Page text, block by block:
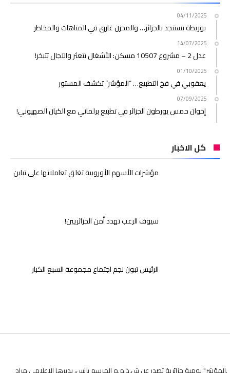
04/11/2025
بوريطة يستنجد بالجزائر… والمخزن غارق في المتاهات والمخاطر
14/07/2025
عدل 2 – مشروع 10507 مسكن: الأشغال تتعثر والآجال تتبخر!
01/10/2025
يعقوبي في فخ التطبيع… “المؤشر” تكشف المستور
07/09/2025
إخوان حمس يورطون الجزائر في تطبيع برلماني مع الكيان الصهيوني!
كل الاخبار
مؤشرات الأسهم الأوروبية تغلق تعاملاتها على تباين
سيوف الرعب تهدد أمن الجزائريين!
الرئيس تبون نجم اجتماع مجموعة السبع الكبار
.المؤشر" يومية جزائرية تصدر عن ش.ذ.م.م المرسم بزنس، يديرها الاعلامي مراد